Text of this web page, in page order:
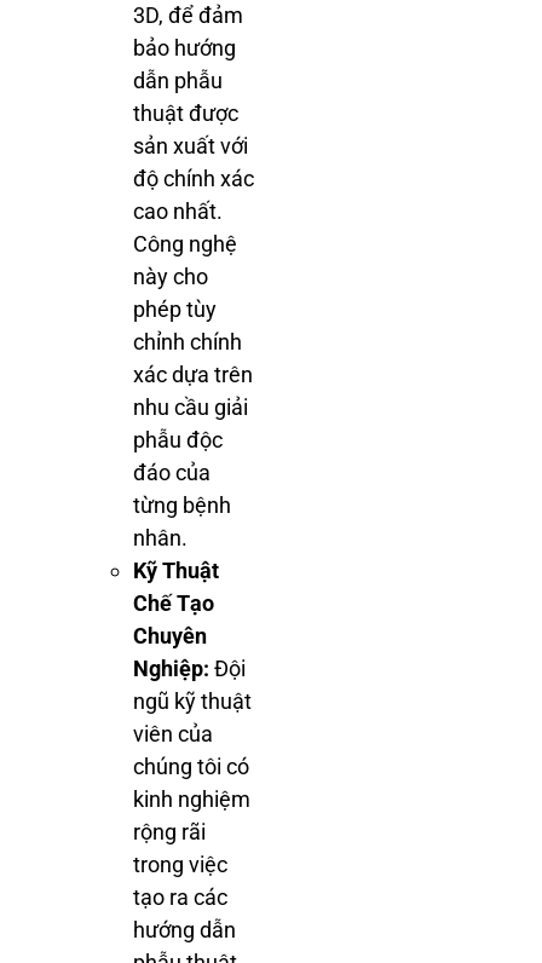
3D, để đảm
bảo hướng
dẫn phẫu
thuật được
sản xuất với
độ chính xác
cao nhất.
Công nghệ
này cho
phép tùy
chỉnh chính
xác dựa trên
nhu cầu giải
phẫu độc
đáo của
từng bệnh
nhân.
Kỹ Thuật
Chế Tạo
Chuyên
Nghiệp: Đội
ngũ kỹ thuật
viên của
chúng tôi có
kinh nghiệm
rộng rãi
trong việc
tạo ra các
hướng dẫn